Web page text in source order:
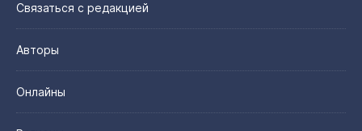
Связаться с редакцией
Авторы
Онлайны